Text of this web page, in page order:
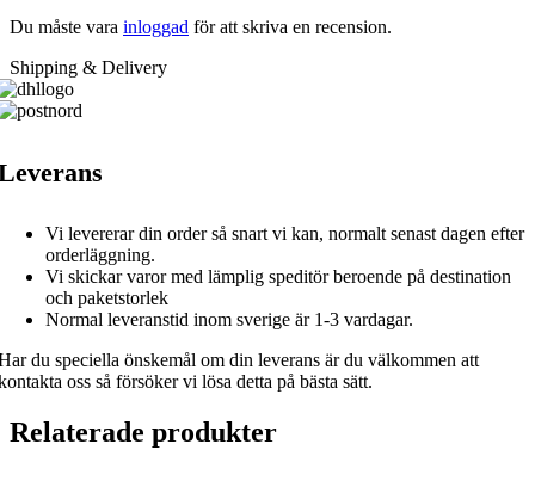
Du måste vara inloggad för att skriva en recension.
Shipping & Delivery
Vi levererar din order så snart vi kan, normalt senast dagen efter
orderläggning.
Vi skickar varor med lämplig speditör beroende på destination
och paketstorlek
Normal leveranstid inom sverige är 1-3 vardagar.
du speciella önskemål om din leverans är du välkommen att
oss så försöker vi lösa detta på bästa sätt.
Relaterade produkter